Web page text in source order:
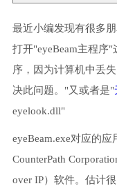
最近小编发现有很多
打开"eyeBeam主程序
序，因为计算机中丢
决此问题。"又或者是"
eyelook.dll"
eyeBeam.exe对应的应
CounterPath
over IP）软件。估计